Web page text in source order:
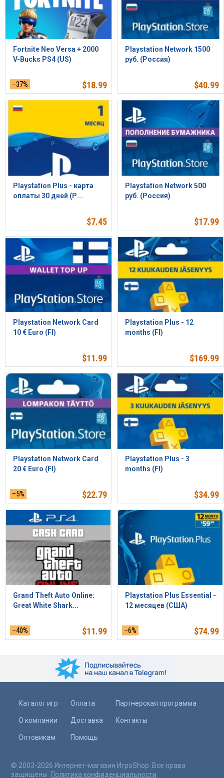
Fortnite Neo Versa + 2000
V-Bucks PS4 (US)
–37% $18.99
Playstation Network 1500
руб. (Россия)
$40.99
Playstation Plus - карта
оплаты 30 дней (Р...
$7.45
Playstation Network 500
руб. (Россия)
$17.99
Playstation Network Card
10 € Euro (FI)
$11.99
Playstation Plus - 12
months (FI)
$169.99
Playstation Network Card
20 € Euro (FI)
–5% $22.79
Playstation Plus - 3
months (FI)
$34.99
Grand Theft Auto Online:
Great White Shark...
–40% $11.99
Playstation Plus Essential -
12 месяцев (США)
–6% $74.99
Каталог игр
О компании
Оптовикам
Оплата
Доставка
Помощь
Партнерская программа
Контакты
© 2003-2026 Интернет-магазин ИгроShop. Все права
защищены. Политика конфиденциальности